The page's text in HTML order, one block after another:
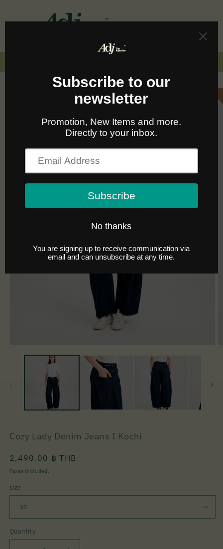
Cozy Lady Denim Jeans I Kochi
Regular
price
2,490.00 ฿ THB
Taxes included.
size
Quantity
Quantity